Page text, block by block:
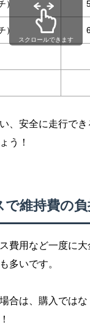
）
）
スクロールできます
、安全に走行で
う！
で維持費の
費用など一度に大
多いです。
合は、購入では